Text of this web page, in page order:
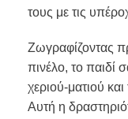
τους με τις
Ζωγραφίζοντας
πινέλο, το παιδί
χεριού-ματιού
Αυτή η